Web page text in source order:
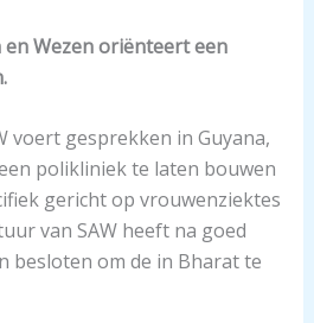
Wezen oriënteert een
voert gesprekken in Guyana,
polikliniek te laten bouwen
gericht op vrouwenziektes
van SAW heeft na goed
besloten om de in Bharat te